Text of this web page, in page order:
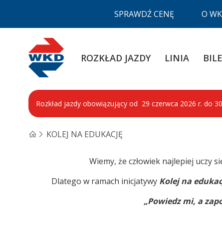
SPRAWDŹ CENĘ O
WKD
ROZKŁAD JAZDY LINIA
Rozkład jazdy obowiązujący od 29 czerwca 2026 r. do
KOLEJ NA EDUKACJĘ
Wiemy, że człowiek najlepiej uczy
Dlatego w ramach inicjatywy Kolej na
„Powiedz mi, a